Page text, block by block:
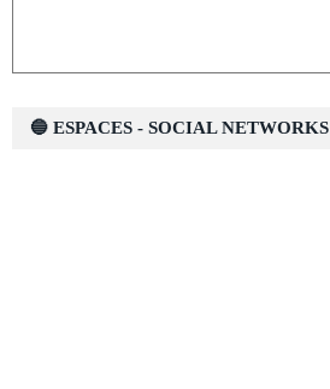
🔵 ESPACES - SOCIAL NETWORKS